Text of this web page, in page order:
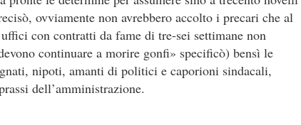
ovviamente non avrebbero accolto i precari che al
con contratti da fame di tre-sei settimane non
continuare a morire gonfi» specificò) bensì le
nipoti, amanti di politici e caporioni sindacali,
dell’amministrazione.